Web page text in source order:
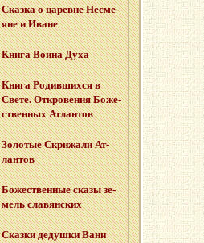
Сказ­ка о ца­ревне Несме­
яне и Иване
Книга Воина Духа
Книга Ро­див­ших­ся в
Свете. От­кро­ве­ния Бо­же­
ствен­ных Ат­лан­тов
Зо­ло­тые Cкри­жа­ли Ат­
лан­тов
Бо­же­ствен­ные сказы зе­
мель сла­вян­ских
Сказ­ки де­душ­ки Вани